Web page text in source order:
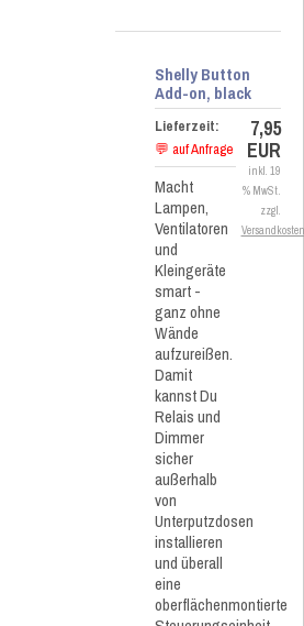
Shelly Button
Add-on, black
Lieferzeit:
💬 auf Anfrage
Macht
Lampen,
Ventilatoren
und
Kleingeräte
smart -
ganz ohne
Wände
aufzureißen.
Damit
kannst Du
Relais und
Dimmer
sicher
außerhalb
von
Unterputzdosen
installieren
und überall
eine
oberflächenmontierte
7,95
EUR
inkl. 19
% MwSt.
zzgl.
Versandkosten